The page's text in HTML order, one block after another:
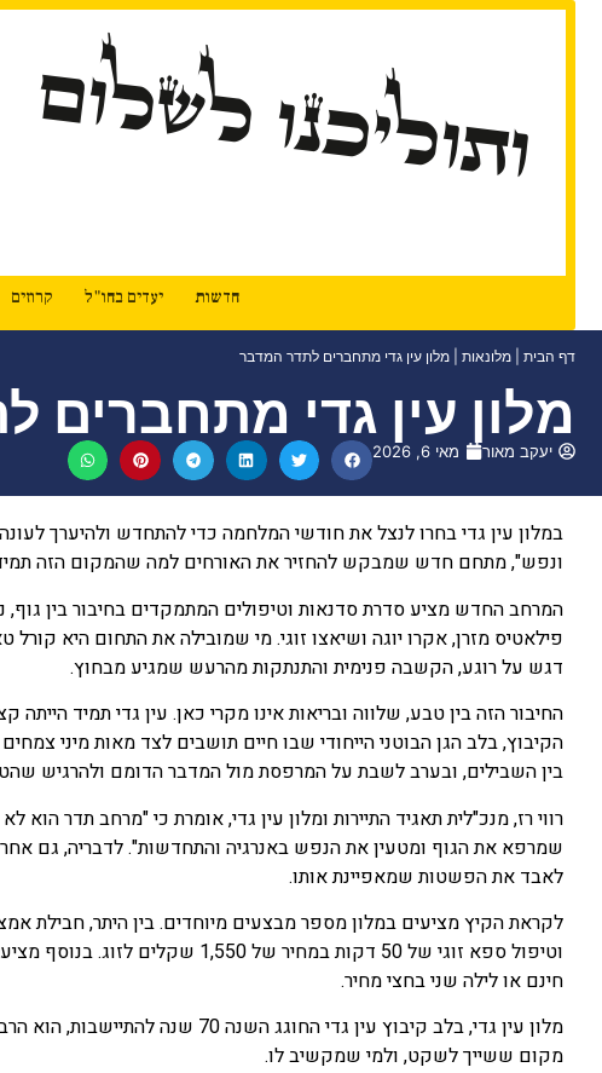
ותוליכנו לשלום
חדשות יעדים בחו"ל קרוזים
דף הבית מלונאות מלון עין גדי מתחברים לתדר המדבר
מלון עין גדי מתחברים
יעקב מאור מאי 6, 2026
במלון עין גדי בחרו לנצל את חודשי המלחמה כדי להתחדש ולהיערך
ונפש", מתחם חדש שמבקש להחזיר את האורחים למה שהמקום הזה
המרחב החדש מציע סדרת סדנאות וטיפולים המתמקדים בחיבור בין גוף,
פילאטיס מזרן, אקרו יוגה ושיאצו זוגי. מי שמובילה את התחום היא
דגש על רוגע, הקשבה פנימית והתנתקות מהרעש שמגיע מבחוץ.
החיבור הזה בין טבע, שלווה ובריאות אינו מקרי כאן. עין גדי תמיד
הקיבוץ, בלב הגן הבוטני הייחודי שבו חיים תושבים לצד מאות מיני
בין השבילים, ובערב לשבת על המרפסת מול המדבר הדומם ולהרגיש
רווי רז, מנכ"לית תאגיד התיירות ומלון עין גדי, אומרת כי "מרחב תדר
לאבד את הפשטות שמאפיינת אותו.
לקראת הקיץ מציעים במלון מספר מבצעים מיוחדים. בין היתר, חבילת
וטיפול ספא זוגי של 50 דקות במחיר
חינם או לילה שני בחצי מחיר.
מלון עין גדי, בלב קיבוץ עין גדי
מקום ששייך לשקט, ולמי שמקשיב לו.